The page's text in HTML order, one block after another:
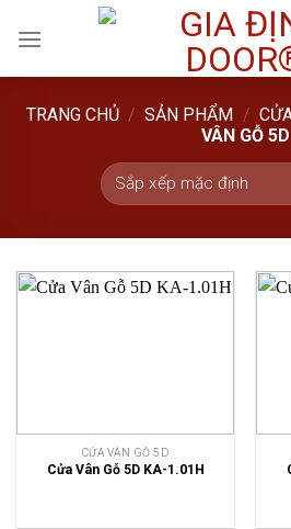
TRANG CHỦ / SẢN PHẨM /
VÂN GỖ 5D
CỬA VÂN GỖ 5D
Cửa Vân Gỗ 5D KA-1.01H